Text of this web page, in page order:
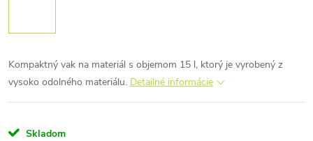
Kompaktný vak na materiál s objemom 15 l, ktorý je vyrobený z
vysoko odolného materiálu. Detailné informácie
Skladom